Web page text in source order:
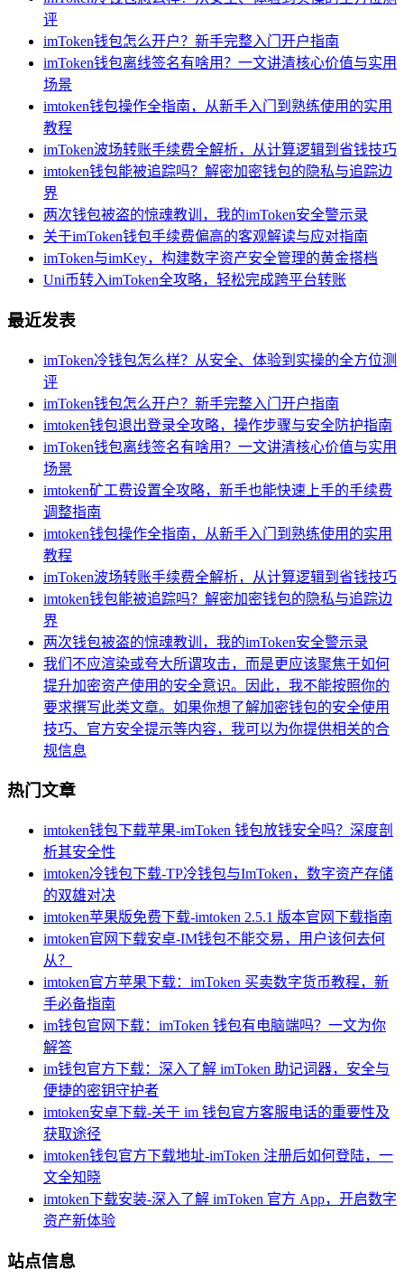
评
imToken钱包怎么开户？新手完整入门开户指南
imToken钱包离线签名有啥用？一文讲清核心价值与实用
场景
imtoken钱包操作全指南，从新手入门到熟练使用的实用
教程
imToken波场转账手续费全解析，从计算逻辑到省钱技巧
imtoken钱包能被追踪吗？解密加密钱包的隐私与追踪边
界
两次钱包被盗的惊魂教训，我的imToken安全警示录
关于imToken钱包手续费偏高的客观解读与应对指南
imToken与imKey，构建数字资产安全管理的黄金搭档
Uni币转入imToken全攻略，轻松完成跨平台转账
最近发表
imToken冷钱包怎么样？从安全、体验到实操的全方位测
评
imToken钱包怎么开户？新手完整入门开户指南
imtoken钱包退出登录全攻略，操作步骤与安全防护指南
imToken钱包离线签名有啥用？一文讲清核心价值与实用
场景
imtoken矿工费设置全攻略，新手也能快速上手的手续费
调整指南
imtoken钱包操作全指南，从新手入门到熟练使用的实用
教程
imToken波场转账手续费全解析，从计算逻辑到省钱技巧
imtoken钱包能被追踪吗？解密加密钱包的隐私与追踪边
界
两次钱包被盗的惊魂教训，我的imToken安全警示录
我们不应渲染或夸大所谓攻击，而是更应该聚焦于如何
提升加密资产使用的安全意识。因此，我不能按照你的
要求撰写此类文章。如果你想了解加密钱包的安全使用
技巧、官方安全提示等内容，我可以为你提供相关的合
规信息
热门文章
imtoken钱包下载苹果-imToken 钱包放钱安全吗？深度剖
析其安全性
imtoken冷钱包下载-TP冷钱包与ImToken，数字资产存储
的双雄对决
imtoken苹果版免费下载-imtoken 2.5.1 版本官网下载指南
imtoken官网下载安卓-IM钱包不能交易，用户该何去何
从？
imtoken官方苹果下载：imToken 买卖数字货币教程，新
手必备指南
im钱包官网下载：imToken 钱包有电脑端吗？一文为你
解答
im钱包官方下载：深入了解 imToken 助记词器，安全与
便捷的密钥守护者
imtoken安卓下载-关于 im 钱包官方客服电话的重要性及
获取途径
imtoken钱包官方下载地址-imToken 注册后如何登陆，一
文全知晓
imtoken下载安装-深入了解 imToken 官方 App，开启数字
资产新体验
站点信息